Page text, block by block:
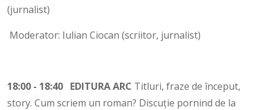
(jurnalist)
Moderator: Iulian Ciocan (scriitor, jurnalist)
18:00 - 18:40 EDITURA ARC Titluri, fraze de început,
story. Сum scriem uп rоmап? Discuție pornind de la